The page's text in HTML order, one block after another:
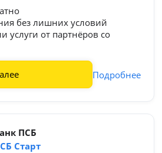
без лишних условий
услуги от партнёров со
Подробнее
ПСБ
Старт